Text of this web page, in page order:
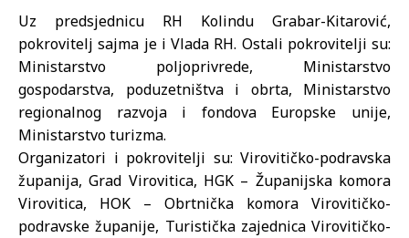
Uz predsjednicu RH Kolindu Grabar-Kitarović,
pokrovitelj sajma je i Vlada RH. Ostali pokrovitelji su:
Ministarstvo poljoprivrede, Ministarstvo
gospodarstva, poduzetništva i obrta, Ministarstvo
regionalnog razvoja i fondova Europske unije,
Ministarstvo turizma.
Organizatori i pokrovitelji su: Virovitičko-podravska
županija, Grad Virovitica, HGK – Županijska komora
Virovitica, HOK – Obrtnička komora Virovitičko-
podravske županije, Turistička zajednica Virovitičko-